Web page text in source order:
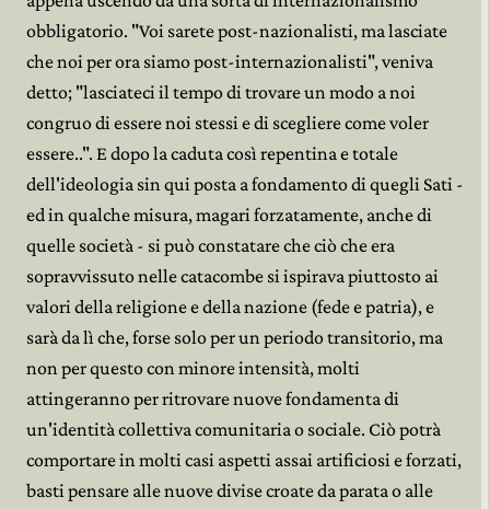
obbligatorio. "Voi sarete post-nazionalisti, ma lasciate
che noi per ora siamo post-internazionalisti", veniva
detto; "lasciateci il tempo di trovare un modo a noi
congruo di essere noi stessi e di scegliere come voler
essere..". E dopo la caduta così repentina e totale
dell'ideologia sin qui posta a fondamento di quegli Sati -
ed in qualche misura, magari forzatamente, anche di
quelle società - si può constatare che ciò che era
sopravvissuto nelle catacombe si ispirava piuttosto ai
valori della religione e della nazione (fede e patria), e
sarà da lì che, forse solo per un periodo transitorio, ma
non per questo con minore intensità, molti
attingeranno per ritrovare nuove fondamenta di
un'identità collettiva comunitaria o sociale. Ciò potrà
comportare in molti casi aspetti assai artificiosi e forzati,
basti pensare alle nuove divise croate da parata o alle